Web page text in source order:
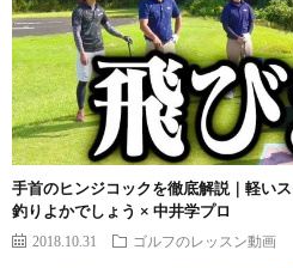
手首のヒンジコックを徹底解説｜軽い
釣りよかでしょう × 中井学プロ
2018.10.31 ゴルフのレッスン動画